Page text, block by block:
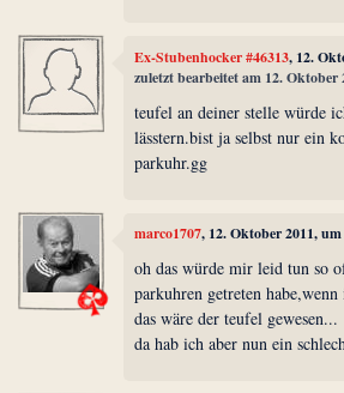
Ex-Stubenhocker #46313, 12.
zuletzt bearbeitet am 12. Oktober
teufel an deiner stelle würde
lässtern.bist ja selbst nur ein
parkuhr.gg
marco1707, 12. Oktober 2011,
oh das würde mir leid tun so
parkuhren getreten
das wäre der teufel gewesen...
da hab ich aber nun ein